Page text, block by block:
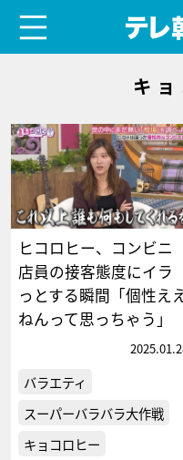
キ
ヒコロヒー、コンビニ
店員の接客態度にイラ
っとする瞬間「個性え
ねんって思っちゃう」
バラエティ
スーパーバラバラ大作戦
キョコロヒー